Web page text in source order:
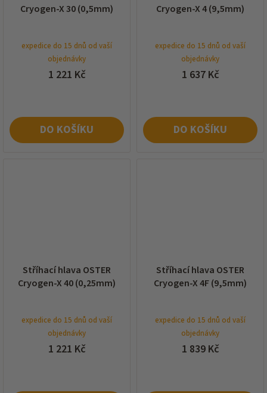
Cryogen-X 30 (0,5mm)
expedice do 15 dnů od vaší
objednávky
1 221 Kč
DO KOŠÍKU
Cryogen-X 4 (9,5mm)
expedice do 15 dnů od vaší
objednávky
1 637 Kč
DO KOŠÍKU
Stříhací hlava OSTER
Cryogen-X 40 (0,25mm)
expedice do 15 dnů od vaší
objednávky
1 221 Kč
Stříhací hlava OSTER
Cryogen-X 4F (9,5mm)
expedice do 15 dnů od vaší
objednávky
1 839 Kč